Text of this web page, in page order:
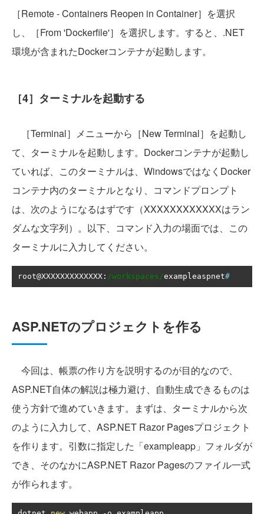
［Remote - Containers Reopen in Container］を選択
し、［From 'Dockerfile'］を選択します。すると、.NET
環境が含まれたDockerコンテナが起動します。
［4］ターミナルを起動する
［Terminal］メニューから［New Terminal］を起動し
て、ターミナルを起動します。Dockerコンテナが起動し
ていれば、このターミナルは、WindowsではなくDocker
コンテナ内のターミナルとなり、コマンドプロンプト
は、次のようになるはずです（XXXXXXXXXXXXはラン
ダムな文字列）。以下、コマンド入力の場面では、この
ターミナルに入力してください。
root@XXXXXXXXXXXXX : /workspaces/exampleaspnet#
ASP.NETのプロジェクトを作る
今回は、帳票の作り方を説明するのが目的なので、
ASP.NET自体の解説は極力避け、自動生成できるものは
使う方針で進めていきます。まずは、ターミナルから次
のように入力して、ASP.NET Razor Pagesプロジェクト
を作ります。引数に指定した「exampleapp」フォルダが
でき、そのなかにASP.NET Razor Pagesのファイル一式
が作られます。